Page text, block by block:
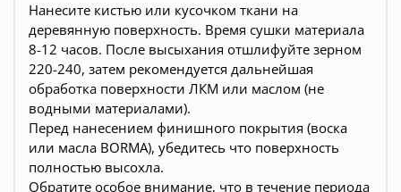
Нанесите кистью или кусочком ткани на
деревянную поверхность. Время сушки материала
8-12 часов. После высыхания отшлифуйте зерном
220-240, затем рекомендуется дальнейшая
обработка поверхности ЛКМ или маслом (не
водными материалами).
Перед нанесением финишного покрытия (воска
или масла BORMA), убедитесь что поверхность
полностью высохла.
Обратите особое внимание, что в течение периода